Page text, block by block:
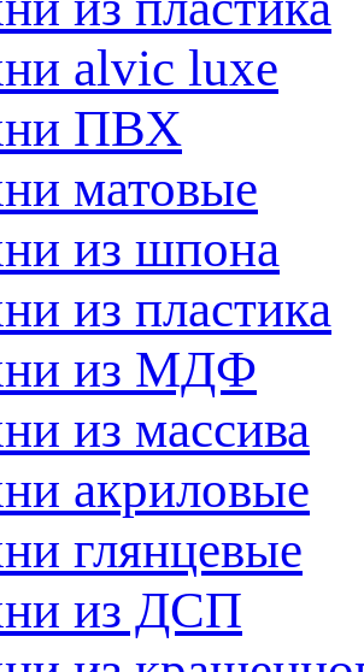
alvic luxe
ПВХ
матовые
из шпона
из пластика
из МДФ
из массива
акриловые
глянцевые
из ДСП